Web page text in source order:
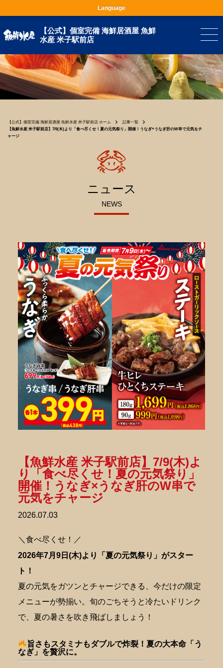
【公式】個室完備 海鮮居酒屋 魚鮮
水産 米子駅前店
【公式】個室完備 海鮮居酒屋 魚鮮水産 米子駅前店 ホーム
記事一覧
【魚鮮水産 米子駅前店】7/9(木)より「食べ尽くせ！夏の元気祭り」開催！うなぎ×うなぎ肝のW串で元気をチ
ャージ
ニュース
NEWS
2026.07.03
【魚鮮水産 米子駅前店】7/9(木)よ
り「食べ尽くせ！夏の元気祭り」
開催！うなぎ×うなぎ肝のW串で
元気をチャージ
＼食べ尽くせ！／
2026年7月9日(木)より「夏の元気祭り」がスター
ト！
夏の元気をガツンとチャージできる、今だけの限定
メニューが勢揃い。旬のごちそうと冷たいドリンク
で、夏の暑さを吹き飛ばしましょう！
旨さもスタミナもダブルで炸裂！夏の大本命「う
なぎ」を贅沢に。
Language